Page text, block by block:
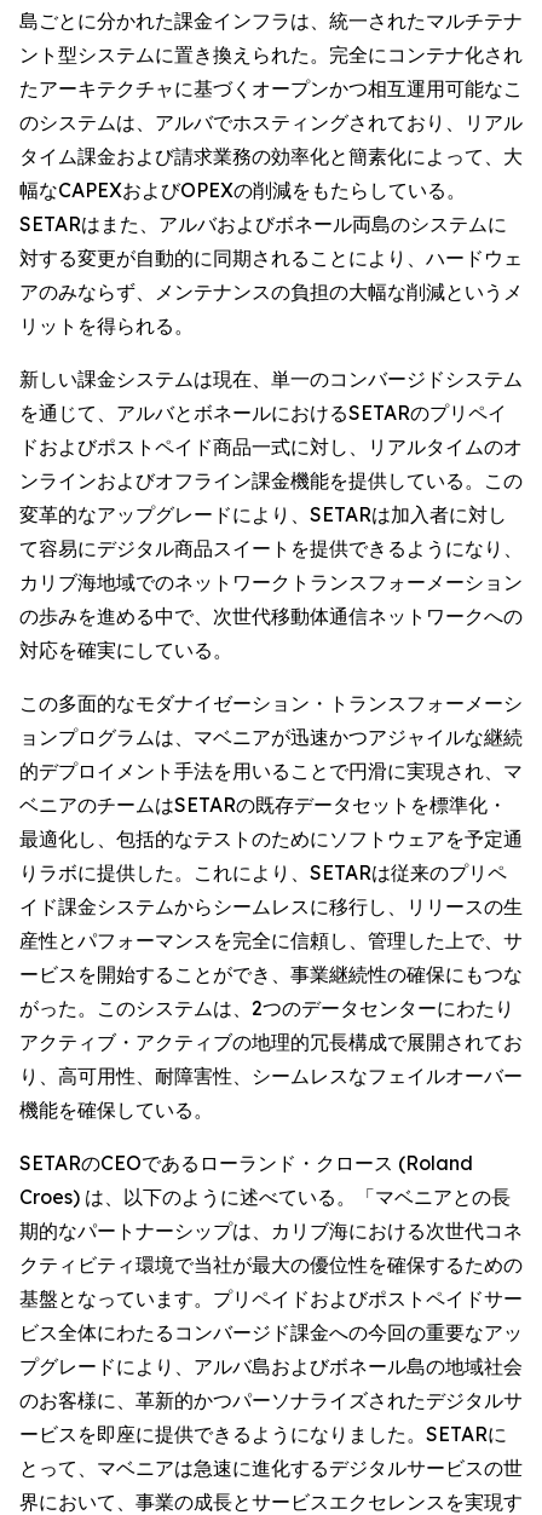
島ごとに分かれた課金インフラは、統一されたマルチテナ
ント型システムに置き換えられた。完全にコンテナ化され
たアーキテクチャに基づくオープンかつ相互運用可能なこ
のシステムは、アルバでホスティングされており、リアル
タイム課金および請求業務の効率化と簡素化によって、大
幅なCAPEXおよびOPEXの削減をもたらしている。
SETARはまた、アルバおよびボネール両島のシステムに
対する変更が自動的に同期されることにより、ハードウェ
アのみならず、メンテナンスの負担の大幅な削減というメ
リットを得られる。
新しい課金システムは現在、単一のコンバージドシステム
を通じて、アルバとボネールにおけるSETARのプリペイ
ドおよびポストペイド商品一式に対し、リアルタイムのオ
ンラインおよびオフライン課金機能を提供している。この
変革的なアップグレードにより、SETARは加入者に対し
て容易にデジタル商品スイートを提供できるようになり、
カリブ海地域でのネットワークトランスフォーメーション
の歩みを進める中で、次世代移動体通信ネットワークへの
対応を確実にしている。
この多面的なモダナイゼーション・トランスフォーメーシ
ョンプログラムは、マベニアが迅速かつアジャイルな継続
的デプロイメント手法を用いることで円滑に実現され、マ
ベニアのチームはSETARの既存データセットを標準化・
最適化し、包括的なテストのためにソフトウェアを予定通
りラボに提供した。これにより、SETARは従来のプリペ
イド課金システムからシームレスに移行し、リリースの生
産性とパフォーマンスを完全に信頼し、管理した上で、サ
ービスを開始することができ、事業継続性の確保にもつな
がった。このシステムは、2つのデータセンターにわたり
アクティブ・アクティブの地理的冗長構成で展開されてお
り、高可用性、耐障害性、シームレスなフェイルオーバー
機能を確保している。
SETARのCEOであるローランド・クロース (Roland
Croes) は、以下のように述べている。「マベニアとの長
期的なパートナーシップは、カリブ海における次世代コネ
クティビティ環境で当社が最大の優位性を確保するための
基盤となっています。プリペイドおよびポストペイドサー
ビス全体にわたるコンバージド課金への今回の重要なアッ
プグレードにより、アルバ島およびボネール島の地域社会
のお客様に、革新的かつパーソナライズされたデジタルサ
ービスを即座に提供できるようになりました。SETARに
とって、マベニアは急速に進化するデジタルサービスの世
界において、事業の成長とサービスエクセレンスを実現す